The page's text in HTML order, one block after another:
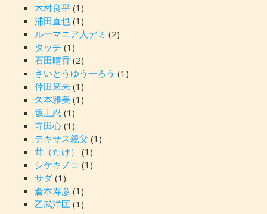
木村良平(1)
浦田直也(1)
ルーマニア人デミ (2)
タッチ (1)
石田晴香 (2)
さいとうゆう一ろう (1)
倖田來未(1)
久本雅美(1)
坂上忍 (1)
寺田心(1)
テキサス親父 (1)
茸（たけ）
(1)
シケキノコ (1)
サダ(1)
倉本寿彦(1)
乙武洋匡 (1)